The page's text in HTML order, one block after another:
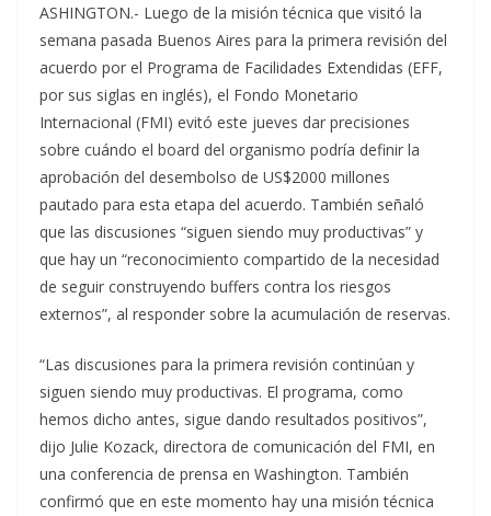
ASHINGTON.- Luego de la misión técnica que visitó la
semana pasada Buenos Aires para la primera revisión del
acuerdo por el Programa de Facilidades Extendidas (EFF,
por sus siglas en inglés), el Fondo Monetario
Internacional (FMI) evitó este jueves dar precisiones
sobre cuándo el board del organismo podría definir la
aprobación del desembolso de US$2000 millones
pautado para esta etapa del acuerdo. También señaló
que las discusiones “siguen siendo muy productivas” y
que hay un “reconocimiento compartido de la necesidad
de seguir construyendo buffers contra los riesgos
externos”, al responder sobre la acumulación de reservas.
“Las discusiones para la primera revisión continúan y
siguen siendo muy productivas. El programa, como
hemos dicho antes, sigue dando resultados positivos”,
dijo Julie Kozack, directora de comunicación del FMI, en
una conferencia de prensa en Washington. También
confirmó que en este momento hay una misión técnica